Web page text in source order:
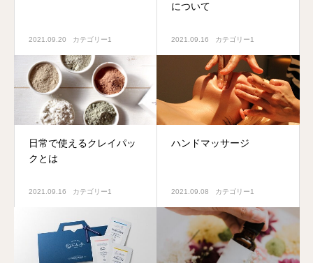
2021.09.20 カテゴリー1
について
2021.09.16 カテゴリー1
日常で使えるクレイパッ
クとは
2021.09.16 カテゴリー1
ハンドマッサージ
2021.09.08 カテゴリー1